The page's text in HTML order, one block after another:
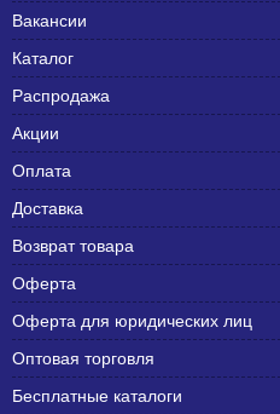
Вакансии
Каталог
Распродажа
Акции
Оплата
Доставка
Возврат товара
Оферта
Оферта для юридических лиц
Оптовая торговля
Бесплатные каталоги